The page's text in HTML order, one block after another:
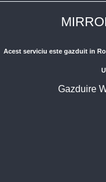
Acest serviciu este gazduit in
Gazduire